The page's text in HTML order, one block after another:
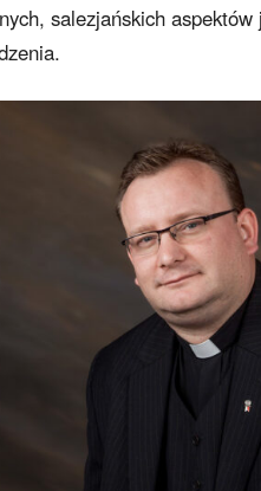
salezjańskich